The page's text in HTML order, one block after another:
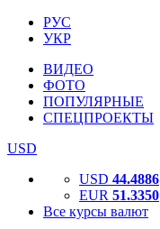
РУС
УКР
ВИДЕО
ФОТО
ПОПУЛЯРНЫЕ
СПЕЦПРОЕКТЫ
USD
USD 44.4886
EUR 51.3350
Все курсы валют